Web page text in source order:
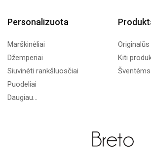
Personalizuota
Marškinėliai
Džemperiai
Siuvinėti rankšluosčiai
Puodeliai
Daugiau...
Kiti
Šventėms